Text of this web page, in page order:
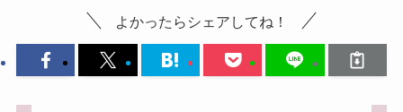
よかったらシェアしてね！